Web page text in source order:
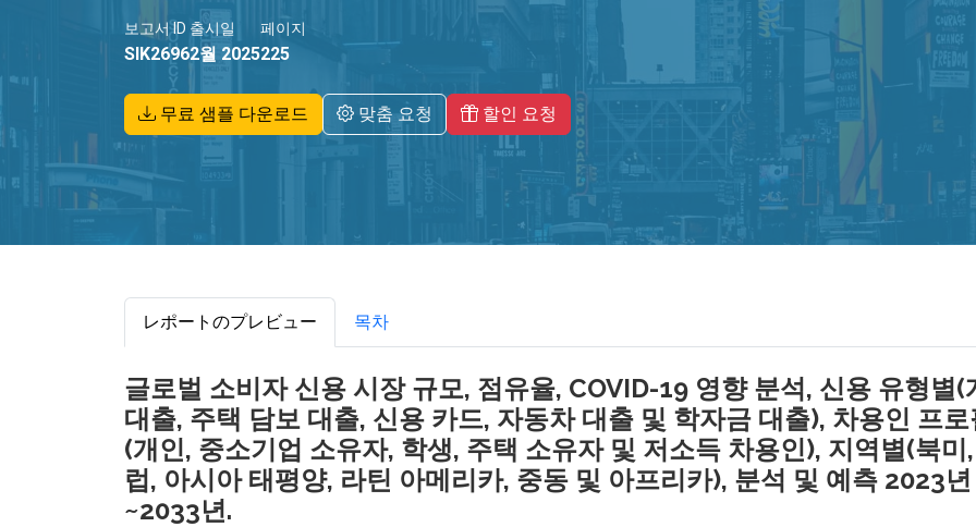
보고서 ID
SIK2696
출시일
2월 2025
페이지
225
무료 샘플 다운로드 맞춤 요청 할인 요청
レポートのプレビュー 목차
글로벌 소비자 신용 시장 규모, 점유율, COVID-19 영향 분석, 신용 유형별(
대출, 주택 담보 대출, 신용 카드, 자동차 대출 및 학자금 대출), 차용인 프로
(개인, 중소기업 소유자, 학생, 주택 소유자 및 저소득 차용인), 지역별(북미
럽, 아시아 태평양, 라틴 아메리카, 중동 및 아프리카), 분석 및 예측 2023년
~2033년.